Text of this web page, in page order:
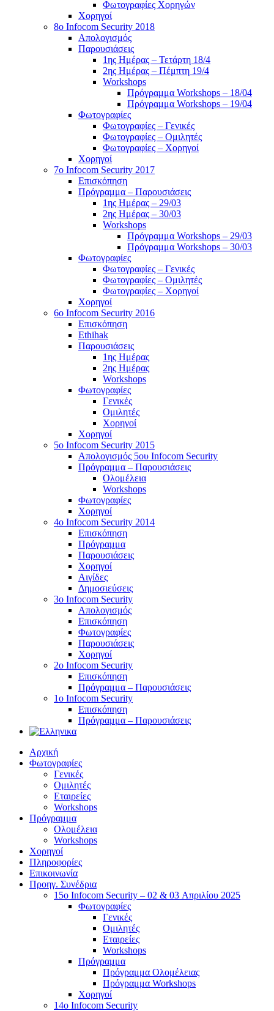
Φωτογραφίες Χορηγών
Χορηγοί
8ο Infocom Security 2018
Απολογισμός
Παρουσιάσεις
1ης Ημέρας – Τετάρτη 18/4
2ης Ημέρας – Πέμπτη 19/4
Workshops
Πρόγραμμα Workshops – 18/04
Πρόγραμμα Workshops – 19/04
Φωτογραφίες
Φωτογραφίες – Γενικές
Φωτογραφίες – Ομιλητές
Φωτογραφίες – Χορηγοί
Χορηγοί
7o Infocom Security 2017
Επισκόπηση
Πρόγραμμα – Παρουσιάσεις
1ης Ημέρας – 29/03
2ης Ημέρας – 30/03
Workshops
Πρόγραμμα Workshops – 29/03
Πρόγραμμα Workshops – 30/03
Φωτογραφίες
Φωτογραφίες – Γενικές
Φωτογραφίες – Ομιλητές
Φωτογραφίες – Χορηγοί
Χορηγοί
6o Infocom Security 2016
Επισκόπηση
Ethihak
Παρουσιάσεις
1ης Ημέρας
2ης Ημέρας
Workshops
Φωτογραφίες
Γενικές
Ομιλητές
Χορηγοί
Χορηγοί
5o Infocom Security 2015
Απολογισμός 5ου Infocom Security
Πρόγραμμα – Παρουσιάσεις
Ολομέλεια
Workshops
Φωτογραφίες
Χορηγοί
4ο Infocom Security 2014
Επισκόπηση
Πρόγραμμα
Παρουσιάσεις
Χορηγοί
Αιγίδες
Δημοσιεύσεις
3o Infocom Security
Απολογισμός
Επισκόπηση
Φωτογραφίες
Παρουσιάσεις
Χορηγοί
2o Infocom Security
Επισκόπηση
Πρόγραμμα – Παρουσιάσεις
1ο Infocom Security
Επισκόπηση
Πρόγραμμα – Παρουσιάσεις
Αρχική
Φωτογραφίες
Γενικές
Ομιλητές
Εταιρείες
Workshops
Πρόγραμμα
Ολομέλεια
Workshops
Χορηγοί
Πληροφορίες
Επικοινωνία
Προηγ. Συνέδρια
15o Infocom Security – 02 & 03 Απριλίου 2025
Φωτογραφίες
Γενικές
Ομιλητές
Εταιρείες
Workshops
Πρόγραμμα
Πρόγραμμα Ολομέλειας
Πρόγραμμα Workshops
Χορηγοί
14o Infocom Security